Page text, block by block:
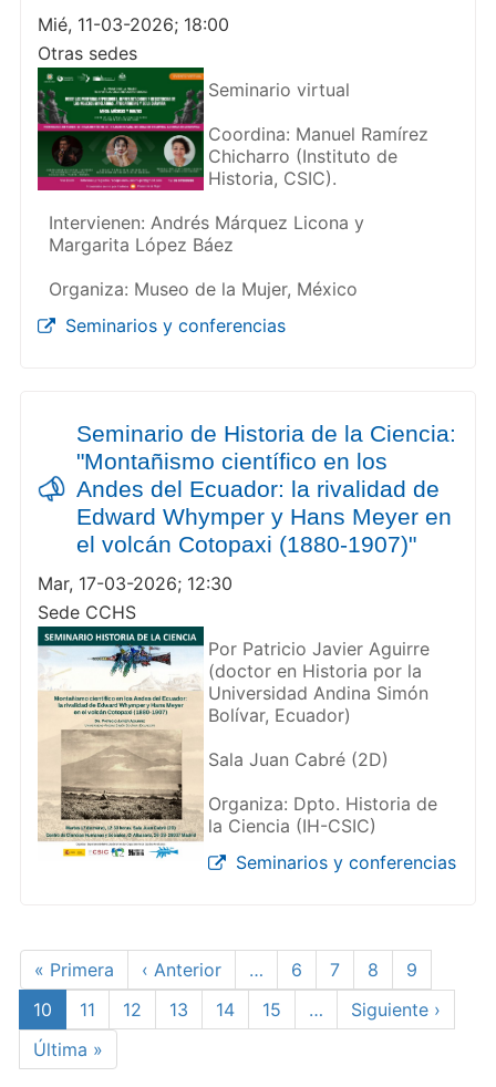
Mié, 11-03-2026; 18:00
Otras sedes
Seminario virtual
Coordina: Manuel Ramírez
Chicharro (Instituto de
Historia, CSIC).
Intervienen: Andrés Márquez Licona y
Margarita López Báez
Organiza: Museo de la Mujer, México
Seminarios y conferencias
Seminario de Historia de la Ciencia:
"Montañismo científico en los
Andes del Ecuador: la rivalidad de
Edward Whymper y Hans Meyer en
el volcán Cotopaxi (1880-1907)"
Mar, 17-03-2026; 12:30
Sede CCHS
Por Patricio Javier Aguirre
(doctor en Historia por la
Universidad Andina Simón
Bolívar, Ecuador)
Sala Juan Cabré (2D)
Organiza: Dpto. Historia de
la Ciencia (IH-CSIC)
Seminarios y conferencias
Paginación
Primera
página
« Primera
Página
anterior
‹ Anterior … Page
6 Page
7 Page
8 Page
9
Página
actual
10 Page
11 Page
12 Page
13 Page
14 Page
15 …
Siguiente
página
Siguiente ›
Última
página
Última »